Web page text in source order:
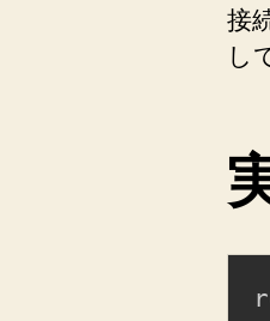
接
し